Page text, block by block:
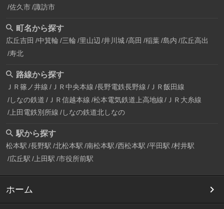
佐久市 諏訪市
町名から探す
広丘吉田 中箕輪 三輪 里山辺 井川城 高田 稲葉 島内 広丘高出
寿北
路線から探す
ＪＲ篠ノ井線 ＪＲ中央本線 長野電鉄長野線 ＪＲ飯田線
しなの鉄道 ＪＲ信越本線 松本電気鉄道上高地線
ＪＲ大糸線
上田電鉄別所線 しなの鉄道北しなの
駅から探す
松本駅 長野駅 北松本駅 南松本駅 西松本駅 平田駅 村井駅
広丘駅 上田駅 市役所前駅
ホーム